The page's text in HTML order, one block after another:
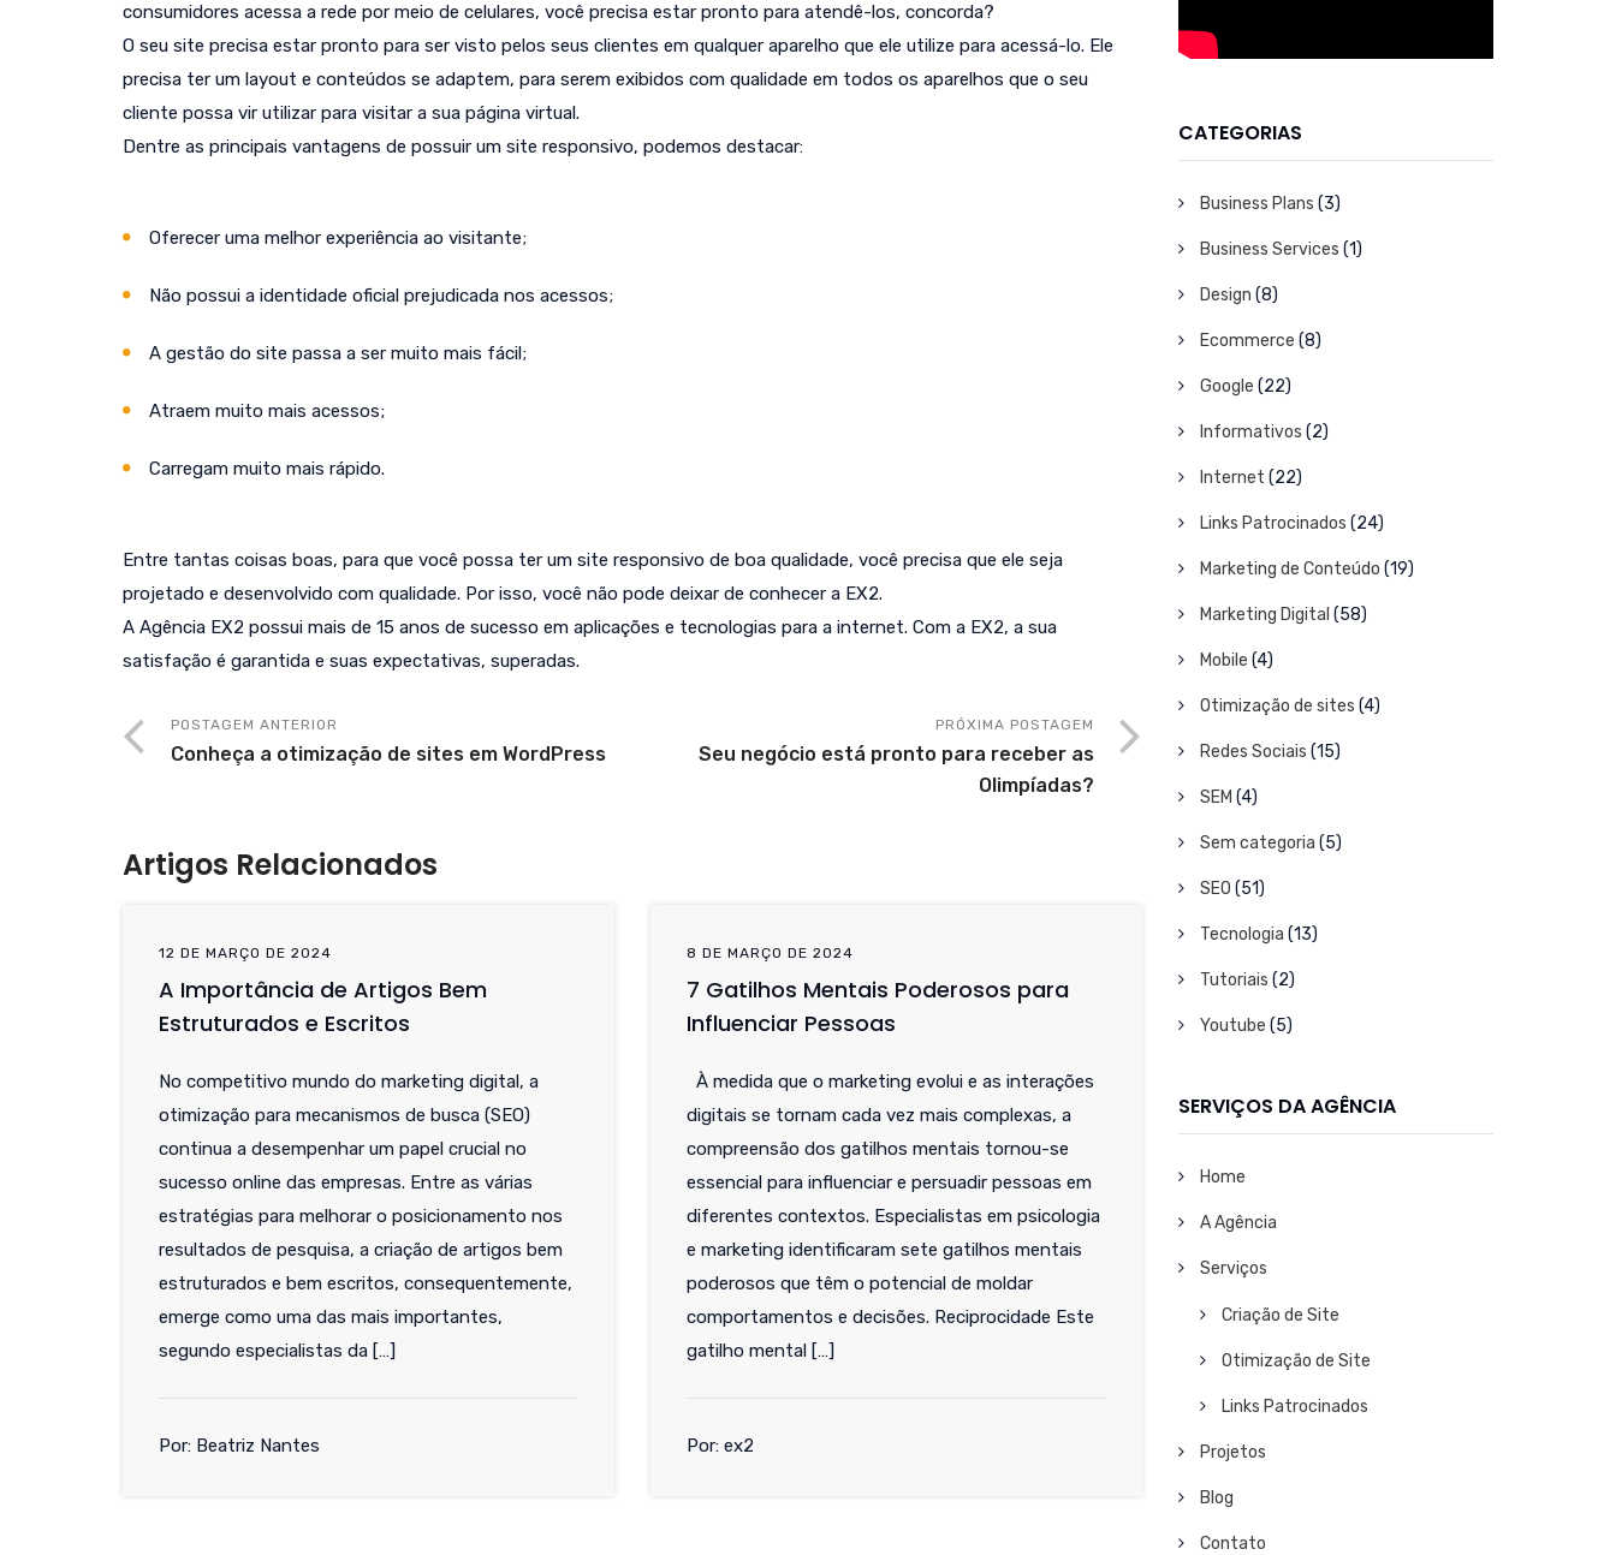
consumidores acessa a rede por meio de celulares, você precisa estar pronto para atendê-los, concorda?
O seu site precisa estar pronto para ser visto pelos seus clientes em qualquer aparelho que ele utilize para acessá-lo. Ele
precisa ter um layout e conteúdos se adaptem, para serem exibidos com qualidade em todos os aparelhos que o seu
cliente possa vir utilizar para visitar a sua página virtual.
Dentre as principais vantagens de possuir um site responsivo, podemos destacar:
Oferecer uma melhor experiência ao visitante;
Não possui a identidade oficial prejudicada nos acessos;
A gestão do site passa a ser muito mais fácil;
Atraem muito mais acessos;
Carregam muito mais rápido.
Entre tantas coisas boas, para que você possa ter um site responsivo de boa qualidade, você precisa que ele seja
projetado e desenvolvido com qualidade. Por isso, você não pode deixar de conhecer a EX2.
A Agência EX2 possui mais de 15 anos de sucesso em aplicações e tecnologias para a internet. Com a EX2, a sua
satisfação é garantida e suas expectativas, superadas.
POSTAGEM ANTERIOR
Conheça a otimização de sites em WordPress
PRÓXIMA POSTAGEM
Seu negócio está pronto para receber as
Olimpíadas?
Artigos Relacionados
12 DE MARÇO DE 2024
A Importância de Artigos Bem
Estruturados e Escritos
No competitivo mundo do marketing digital, a
otimização para mecanismos de busca (SEO)
continua a desempenhar um papel crucial no
sucesso online das empresas. Entre as várias
estratégias para melhorar o posicionamento nos
resultados de pesquisa, a criação de artigos bem
estruturados e bem escritos, consequentemente,
emerge como uma das mais importantes,
segundo especialistas da […]
Por: Beatriz Nantes
8 DE MARÇO DE 2024
7 Gatilhos Mentais Poderosos para
Influenciar Pessoas
À medida que o marketing evolui e as interações
digitais se tornam cada vez mais complexas, a
compreensão dos gatilhos mentais tornou-se
essencial para influenciar e persuadir pessoas em
diferentes contextos. Especialistas em psicologia
e marketing identificaram sete gatilhos mentais
poderosos que têm o potencial de moldar
comportamentos e decisões. Reciprocidade Este
gatilho mental […]
Por: ex2
CATEGORIAS
Business Plans (3)
Business Services (1)
Design (8)
Ecommerce (8)
Google (22)
Informativos (2)
Internet (22)
Links Patrocinados (24)
Marketing de Conteúdo (19)
Marketing Digital (58)
Mobile (4)
Otimização de sites (4)
Redes Sociais (15)
SEM (4)
Sem categoria (5)
SEO (51)
Tecnologia (13)
Tutoriais (2)
Youtube (5)
SERVIÇOS DA AGÊNCIA
Home
A Agência
Serviços
Criação de Site
Otimização de Site
Links Patrocinados
Projetos
Blog
Contato